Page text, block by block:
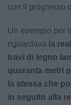
con il progresso
Un esempio per
riguardava la
travi di legno
quaranta metri
la stessa che
in seguito alla